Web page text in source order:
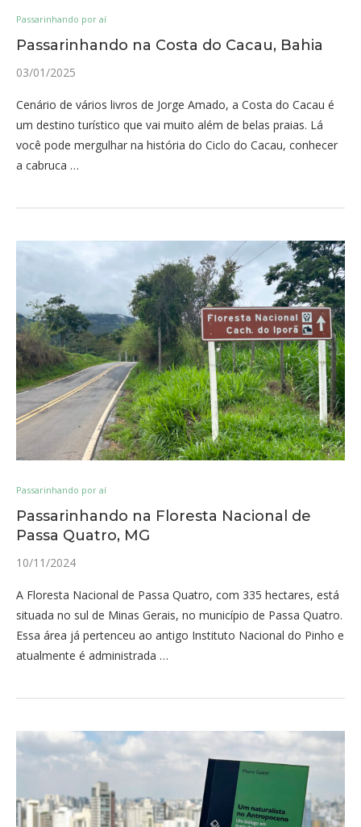
Passarinhando por aí
Passarinhando na Costa do Cacau, Bahia
03/01/2025
Cenário de vários livros de Jorge Amado, a Costa do Cacau é
um destino turístico que vai muito além de belas praias. Lá
você pode mergulhar na história do Ciclo do Cacau, conhecer
a cabruca …
Passarinhando por aí
Passarinhando na Floresta Nacional de
Passa Quatro, MG
10/11/2024
A Floresta Nacional de Passa Quatro, com 335 hectares, está
situada no sul de Minas Gerais, no município de Passa Quatro.
Essa área já pertenceu ao antigo Instituto Nacional do Pinho e
atualmente é administrada …